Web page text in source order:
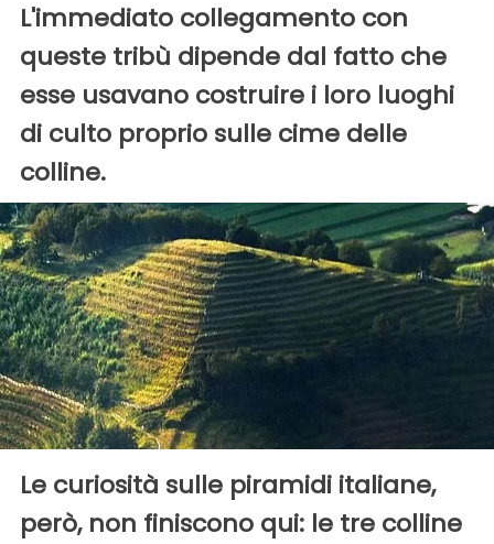
L'immediato collegamento con
queste tribù dipende dal fatto che
esse usavano costruire i loro luoghi
di culto proprio sulle cime delle
colline.
Le curiosità sulle piramidi italiane,
però, non finiscono qui: le tre colline